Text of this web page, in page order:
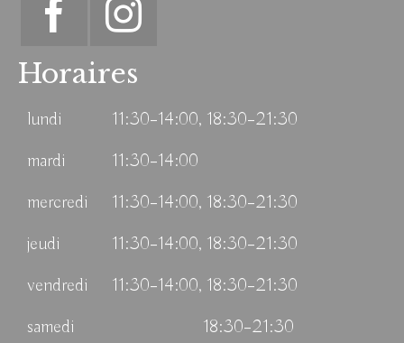
Horaires
lundi
11:30–14:00, 18:30–21:30
mardi
11:30–14:00
mercredi
11:30–14:00, 18:30–21:30
jeudi
11:30–14:00, 18:30–21:30
vendredi
11:30–14:00, 18:30–21:30
samedi
18:30–21:30